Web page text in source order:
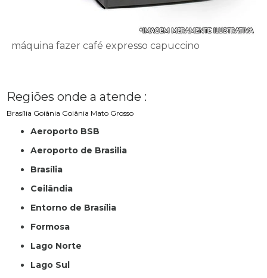
máquina fazer café expresso capuccino
Regiões onde a atende :
Brasília Goiânia Goiânia Mato Grosso
Aeroporto BSB
Aeroporto de Brasilia
Brasília
Ceilândia
Entorno de Brasília
Formosa
Lago Norte
Lago Sul